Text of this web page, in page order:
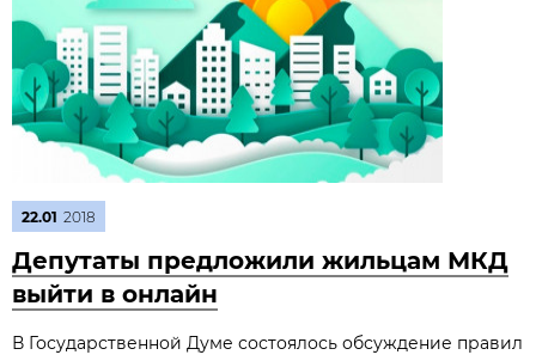
22.01 2018
Депутаты предложили жильцам МКД
выйти в онлайн
В Государственной Думе состоялось обсуждение правил